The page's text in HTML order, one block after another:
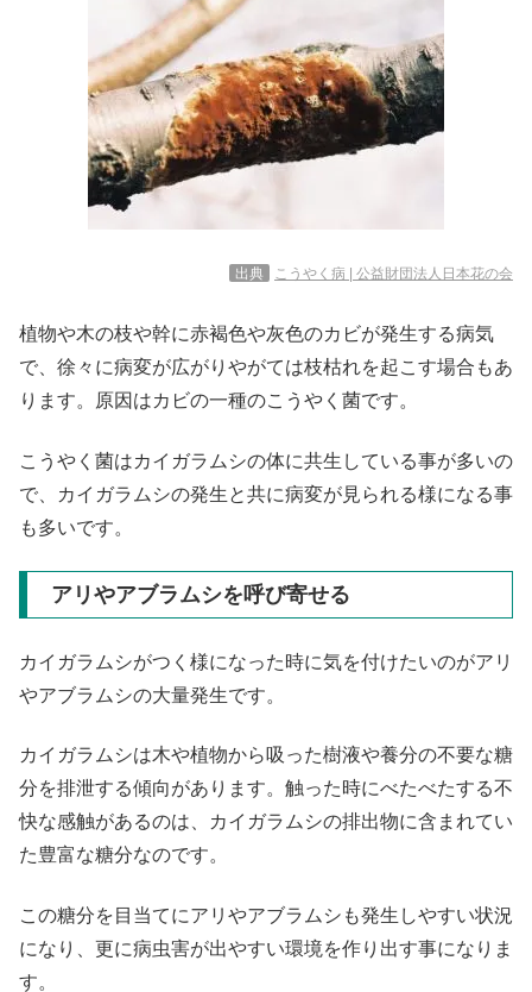
出典 こうやく病 | 公益財団法人日本花の会
植物や木の枝や幹に赤褐色や灰色のカビが発生する病気
で、徐々に病変が広がりやがては枝枯れを起こす場合もあ
ります。原因はカビの一種のこうやく菌です。
こうやく菌はカイガラムシの体に共生している事が多いの
で、カイガラムシの発生と共に病変が見られる様になる事
も多いです。
アリやアブラムシを呼び寄せる
カイガラムシがつく様になった時に気を付けたいのがアリ
やアブラムシの大量発生です。
カイガラムシは木や植物から吸った樹液や養分の不要な糖
分を排泄する傾向があります。触った時にべたべたする不
快な感触があるのは、カイガラムシの排出物に含まれてい
た豊富な糖分なのです。
この糖分を目当てにアリやアブラムシも発生しやすい状況
になり、更に病虫害が出やすい環境を作り出す事になりま
す。